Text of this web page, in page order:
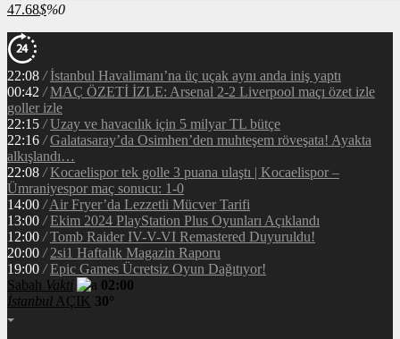
47.68$%0
22:08 / İstanbul Havalimanı’na üç uçak aynı anda iniş yaptı
00:42 / MAÇ ÖZETİ İZLE: Arsenal 2-2 Liverpool maçı özet izle
goller izle
22:15 / Uzay ve havacılık için 5 milyar TL bütçe
22:16 / Galatasaray’da Osimhen’den muhteşem röveşata! Ayakta
alkışlandı…
22:08 / Kocaelispor tek golle 3 puana ulaştı | Kocaelispor –
Ümraniyespor maç sonucu: 1-0
14:00 / Air Fryer’da Lezzetli Mücver Tarifi
13:00 / Ekim 2024 PlayStation Plus Oyunları Açıklandı
12:00 / Tomb Raider IV-V-VI Remastered Duyuruldu!
20:00 / 2si1 Haftalık Magazin Raporu
19:00 / Epic Games Ücretsiz Oyun Dağıtıyor!
Sabah Vakti
02:00
İstanbul AÇIK 30°